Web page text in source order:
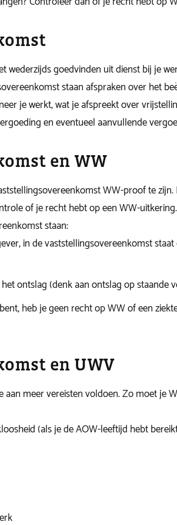
wederzijds goedvinden uit dienst bij je
staan afspraken over het
je werkt, wat je afspreekt over
en eventueel aanvullende
en WW
WW-proof te
of je recht hebt op een WW-uitkering.
staan:
in de vaststellingsovereenkomst
ontslag (denk aan ontslag op staande
heb je geen recht op WW of een
en UWV
meer vereisten voldoen. Zo moet je
(als je de AOW-leeftijd hebt